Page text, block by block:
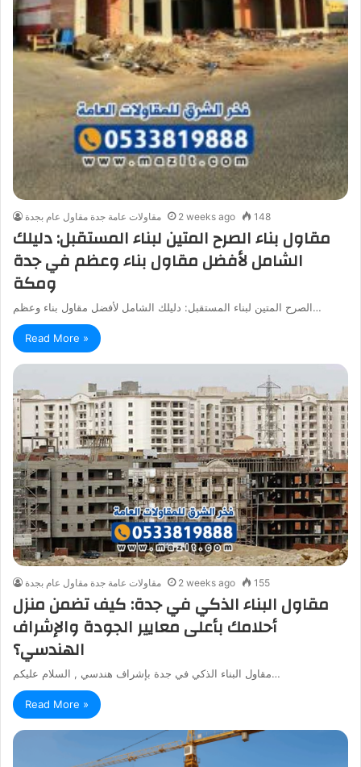
مقاولات عامة جدة مقاول عام بجدة 2 weeks ago 148
مقاول بناء الصرح المتين لبناء المستقبل: دليلك
الشامل لأفضل مقاول بناء وعظم في جدة
ومكة
الصرح المتين لبناء المستقبل: دليلك الشامل لأفضل مقاول بناء وعظم…
Read More »
مقاولات عامة جدة مقاول عام بجدة 2 weeks ago 155
مقاول البناء الذكي في جدة: كيف تضمن منزل
أحلامك بأعلى معايير الجودة والإشراف
الهندسي؟
مقاول البناء الذكي في جدة بإشراف هندسي , السلام عليكم…
Read More »